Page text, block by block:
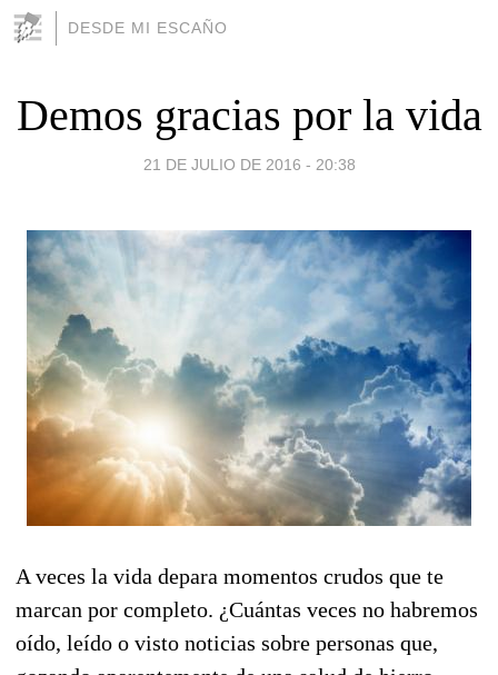
DESDE MI ESCAÑO
Demos gracias por la vida
21 DE JULIO DE 2016 - 20:38
A veces la vida depara momentos crudos que te
marcan por completo. ¿Cuántas veces no habremos
oído, leído o visto noticias sobre personas que,